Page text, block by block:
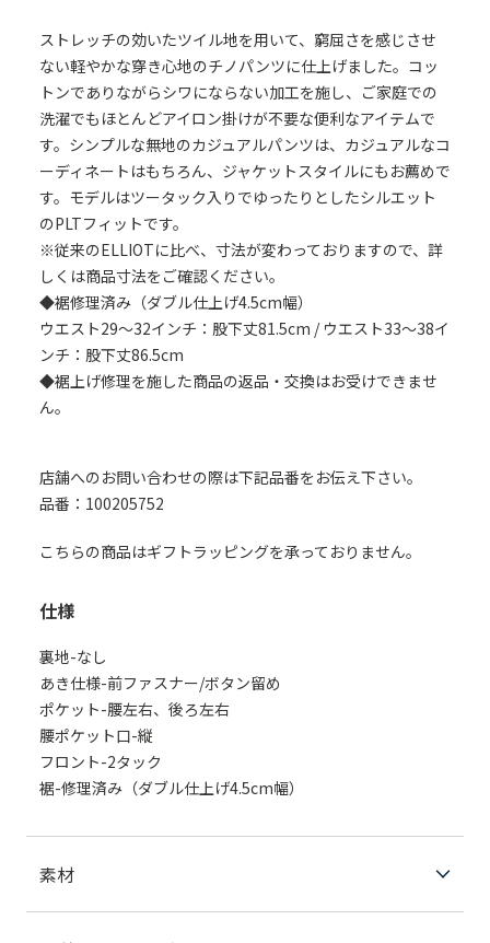
ストレッチの効いたツイル地を用いて、窮屈さを感じさせ
ない軽やかな穿き心地のチノパンツに仕上げました。コッ
トンでありながらシワにならない加工を施し、ご家庭での
洗濯でもほとんどアイロン掛けが不要な便利なアイテムで
す。シンプルな無地のカジュアルパンツは、カジュアルなコ
ーディネートはもちろん、ジャケットスタイルにもお薦めで
す。モデルはツータック入りでゆったりとしたシルエット
のPLTフィットです。
※従来のELLIOTに比べ、寸法が変わっておりますので、詳
しくは商品寸法をご確認ください。
◆裾修理済み（ダブル仕上げ4.5cm幅）
ウエスト29～32インチ：股下丈81.5cm / ウエスト33～38イ
ンチ：股下丈86.5cm
◆裾上げ修理を施した商品の返品・交換はお受けできませ
ん。
店舗へのお問い合わせの際は下記品番をお伝え下さい。
品番：100205752
こちらの商品はギフトラッピングを承っておりません。
仕様
裏地-なし
あき仕様-前ファスナー/ボタン留め
ポケット-腰左右、後ろ左右
腰ポケット口-縦
フロント-2タック
裾-修理済み（ダブル仕上げ4.5cm幅）
素材